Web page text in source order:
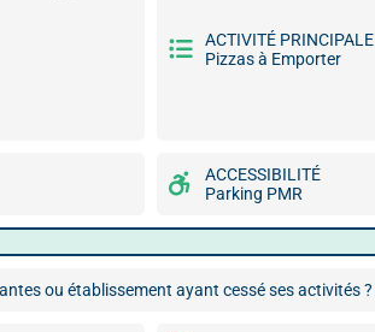
ACTIVITÉ PRINCIPALE
Pizzas à Emporter
ACCESSIBILITÉ
Parking PMR
ou établissement ayant cessé ses activités ?